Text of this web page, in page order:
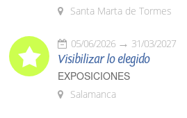
Santa Marta de Tormes
05/06/2026 31/03/2027
Visibilizar lo elegido
EXPOSICIONES
Salamanca